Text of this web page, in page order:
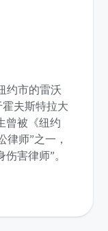
约市的雷沃
夫斯特拉大
曾被《纽约
律师”之一，
害律师”。